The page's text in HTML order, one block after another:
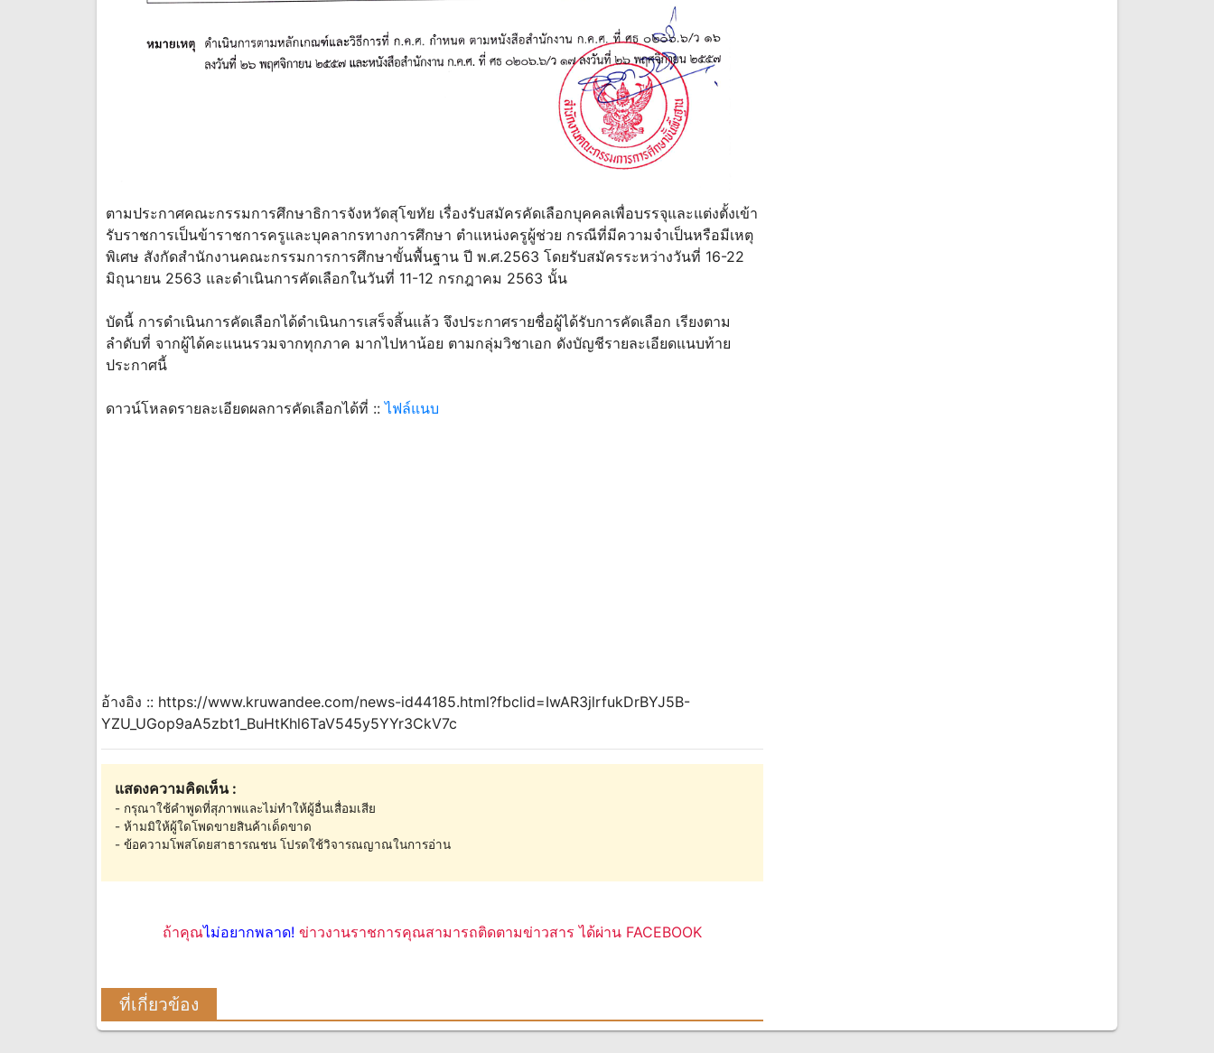
ตามประกาศคณะกรรมการศึกษาธิการจังหวัดสุโขทัย เรื่องรับสมัครคัดเลือกบุคคลเพื่อบรรจุและแต่งตั้งเข้า
รับราชการเป็นข้าราชการครูและบุคลากรทางการศึกษา ตำแหน่งครูผู้ช่วย กรณีที่มีความจำเป็นหรือมีเหตุ
พิเศษ สังกัดสำนักงานคณะกรรมการการศึกษาขั้นพื้นฐาน ปี พ.ศ.2563 โดยรับสมัครระหว่างวันที่ 16-22
มิถุนายน 2563 และดำเนินการคัดเลือกในวันที่ 11-12 กรกฎาคม 2563 นั้น
บัดนี้ การดำเนินการคัดเลือกได้ดำเนินการเสร็จสิ้นแล้ว จึงประกาศรายชื่อผู้ได้รับการคัดเลือก เรียงตาม
ลำดับที่ จากผู้ได้คะแนนรวมจากทุกภาค มากไปหาน้อย ตามกลุ่มวิชาเอก ดังบัญชีรายละเอียดแนบท้าย
ประกาศนี้
ดาวน์โหลดรายละเอียดผลการคัดเลือกได้ที่ ::ไฟล์แนบ
อ้างอิง :: https://www.kruwandee.com/news-id44185.html?fbclid=IwAR3jlrfukDrBYJ5B-
YZU_UGop9aA5zbt1_BuHtKhl6TaV545y5YYr3CkV7c
แสดงความคิดเห็น :
- กรุณาใช้คำพูดที่สุภาพและไม่ทำให้ผู้อื่นเสื่อมเสีย
- ห้ามมิให้ผู้ใดโพดขายสินค้าเด็ดขาด
- ข้อความโพสโดยสาธารณชน โปรดใช้วิจารณญาณในการอ่าน
ถ้าคุณไม่อยากพลาด! ข่าวงานราชการคุณสามารถติดตามข่าวสาร ได้ผ่าน FACEBOOK
ที่เกี่ยวข้อง